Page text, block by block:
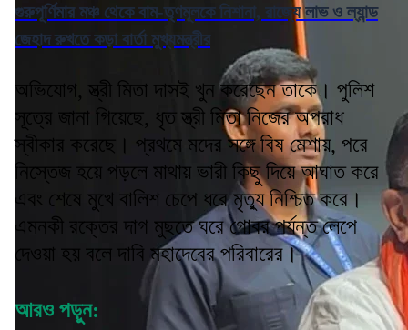
গুরুপূর্ণিমার মঞ্চ থেকে বাম-তৃণমূলকে নিশানা, রাজ্যে লাভ ও ল্যান্ড
জেহাদ রুখতে কড়া বার্তা মুখ্যমন্ত্রীর
অভিযোগ, স্ত্রী মিতা দাসই খুন করেছেন তাকে। পুলিশ
সূত্রে জানা গিয়েছে, ধৃত স্ত্রী মিতা নিজের অপরাধ
স্বীকার করেছে। প্রথমে মদের সঙ্গে বিষ মেশায়, পরে
নিস্তেজ হয়ে পড়লে মাথায় ভারী কিছু দিয়ে আঘাত করে
এবং শেষে মুখে বালিশ চেপে ধরে মৃত্যু নিশ্চিত করে।
এমনকী রক্তের দাগ মুছতে ঘরে গোবর পর্যন্ত লেপে
দেওয়া হয় বলে দাবি মহাদেবের পরিবারের।
আরও পড়ুন: